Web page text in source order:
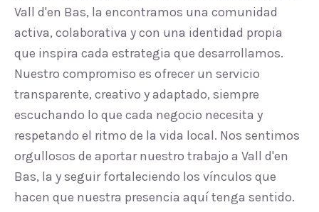
Vall d'en Bas, la encontramos una comunidad
activa, colaborativa y con una identidad propia
que inspira cada estrategia que desarrollamos.
Nuestro compromiso es ofrecer un servicio
transparente, creativo y adaptado, siempre
escuchando lo que cada negocio necesita y
respetando el ritmo de la vida local. Nos sentimos
orgullosos de aportar nuestro trabajo a Vall d'en
Bas, la y seguir fortaleciendo los vínculos que
hacen que nuestra presencia aquí tenga sentido.